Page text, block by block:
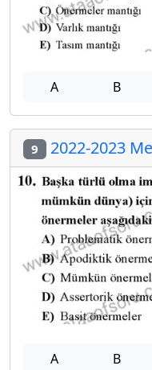
A B
9 2022-2023
A B